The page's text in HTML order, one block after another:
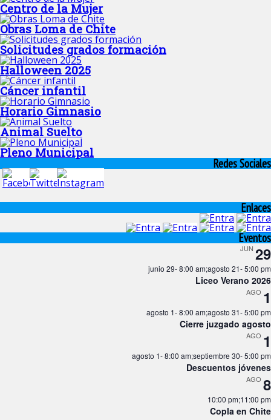
Centro de la Mujer
Obras Loma de Chite
Solicitudes grados formación
Halloween 2025
Cáncer infantil
Horario Gimnasio
Animal Suelto
Pleno Municipal
Redes Sociales
Enlaces
Eventos
JUN 29
junio 29- 8:00 am;agosto 21- 5:00 pm
Liceo Verano 2026
AGO 1
agosto 1- 8:00 am;agosto 31- 5:00 pm
Cierre juzgado agosto
AGO 1
agosto 1- 8:00 am;septiembre 30- 5:00 pm
Descuentos jóvenes
AGO 8
10:00 pm;11:00 pm
Copla en Chite